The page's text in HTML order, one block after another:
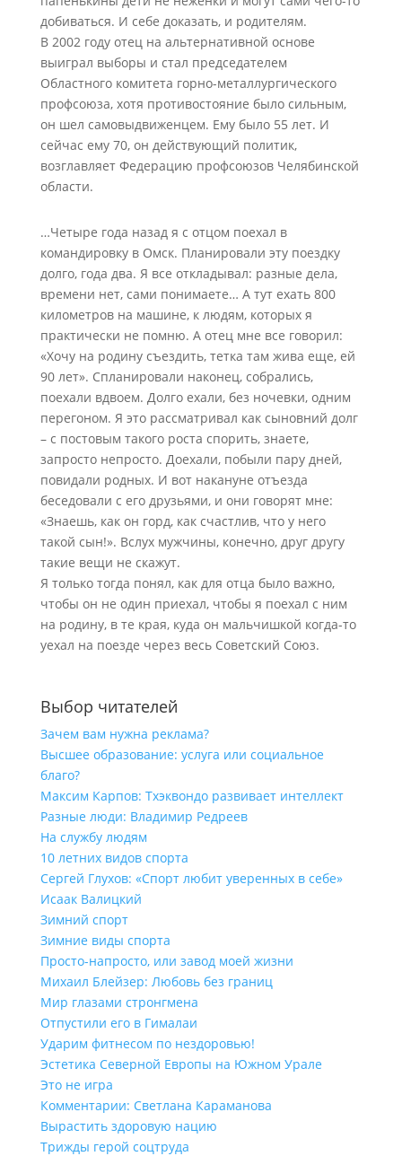
добиваться. И себе доказать, и родителям.
В 2002 году отец на альтернативной основе
выиграл выборы и стал председателем
Областного комитета горно-металлургического
профсоюза, хотя противостояние было сильным,
он шел самовыдвиженцем. Ему было 55 лет. И
сейчас ему 70, он действующий политик,
возглавляет Федерацию профсоюзов Челябинской
области.
…Четыре года назад я с отцом поехал в
командировку в Омск. Планировали эту поездку
долго, года два. Я все откладывал: разные дела,
времени нет, сами понимаете… А тут ехать 800
километров на машине, к людям, которых я
практически не помню. А отец мне все говорил:
«Хочу на родину съездить, тетка там жива еще, ей
90 лет». Спланировали наконец, собрались,
поехали вдвоем. Долго ехали, без ночевки, одним
перегоном. Я это рассматривал как сыновний долг
– с постовым такого роста спорить, знаете,
запросто непросто. Доехали, побыли пару дней,
повидали родных. И вот накануне отъезда
беседовали с его друзьями, и они говорят мне:
«Знаешь, как он горд, как счастлив, что у него
такой сын!». Вслух мужчины, конечно, друг другу
такие вещи не скажут.
Я только тогда понял, как для отца было важно,
чтобы он не один приехал, чтобы я поехал с ним
на родину, в те края, куда он мальчишкой когда-то
уехал на поезде через весь Советский Союз.
Выбор читателей
Зачем вам нужна реклама?
Высшее образование: услуга или социальное
благо?
Максим Карпов: Тхэквондо развивает интеллект
Разные люди: Владимир Редреев
На службу людям
10 летних видов спорта
Сергей Глухов: «Спорт любит уверенных в себе»
Исаак Валицкий
Зимний спорт
Зимние виды спорта
Просто-напросто, или завод моей жизни
Михаил Блейзер: Любовь без границ
Мир глазами стронгмена
Отпустили его в Гималаи
Ударим фитнесом по нездоровью!
Эстетика Северной Европы на Южном Урале
Это не игра
Комментарии: Светлана Караманова
Вырастить здоровую нацию
Трижды герой соцтруда